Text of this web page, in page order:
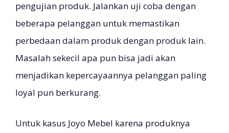
pengujian produk. Jalankan uji coba dengan
beberapa pelanggan untuk memastikan
perbedaan dalam produk dengan produk lain.
Masalah sekecil apa pun bisa jadi akan
menjadikan kepercayaannya pelanggan paling
loyal pun berkurang.
Untuk kasus Joyo Mebel karena produknya